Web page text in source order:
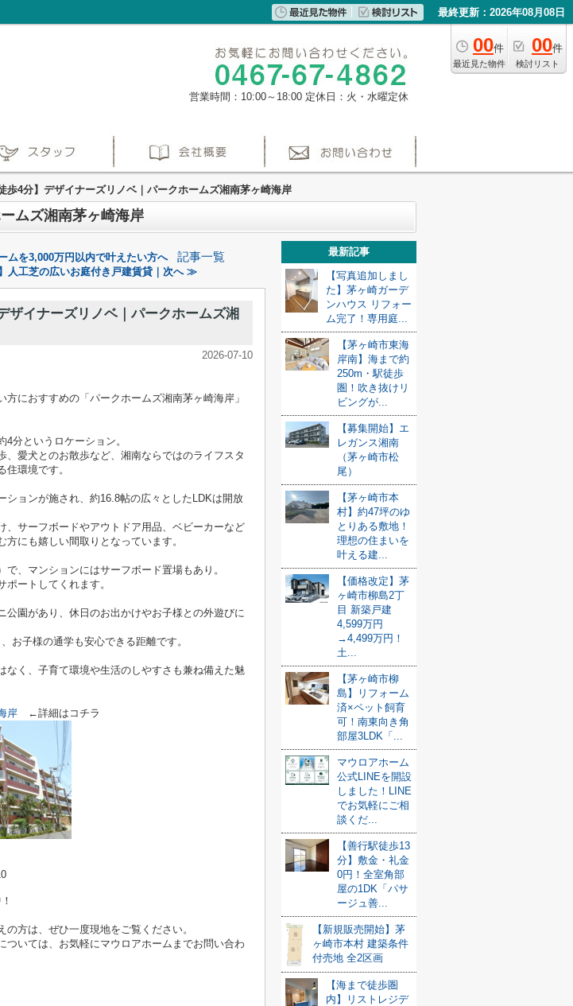
最終更新：2026年08月08日
00件
最近見た物件
00件
検討リスト
営業時間：10:00～18:00 定休日：火・水曜定休
歩4分】デザイナーズリノベ｜パークホームズ湘南茅ヶ崎海岸
ムズ湘南茅ヶ崎海岸
ムを3,000万円以内で叶えたい方へ 記事一覧
人工芝の広いお庭付き戸建賃貸｜次へ ≫
ザイナーズリノベ｜パークホームズ湘
2026-07-10
方におすすめの「パークホームズ湘南茅ヶ崎海岸」
分というロケーション。
、愛犬とのお散歩など、湘南ならではのライフスタ
住環境です。
ションが施され、約16.8帖の広々としたLDKは開放
、サーフボードやアウトドア用品、ベビーカーなど
方にも嬉しい間取りとなっています。
、マンションにはサーフボード置場もあり。
ートしてくれます。
公園があり、休日のお出かけやお子様との外遊びに
お子様の通学も安心できる距離です。
なく、子育て環境や生活のしやすさも兼ね備えた魅
岸 ←詳細はコチラ
方は、ぜひ一度現地をご覧ください。
ついては、お気軽にマウロアホームまでお問い合わ
最新記事
【写真追加しまし
た】茅ヶ崎ガーデ
ンハウス リフォー
ム完了！専用庭...
【茅ヶ崎市東海
岸南】海まで約
250m・駅徒歩
圏！吹き抜けリ
ビングが...
【募集開始】エ
レガンス湘南
（茅ヶ崎市松
尾）
【茅ヶ崎市本
村】約47坪のゆ
とりある敷地！
理想の住まいを
叶える建...
【価格改定】茅
ヶ崎市柳島2丁
目 新築戸建
4,599万円
→4,499万円！
土...
【茅ヶ崎市柳
島】リフォーム
済×ペット飼育
可！南東向き角
部屋3LDK「...
マウロアホーム
公式LINEを開設
しました！LINE
でお気軽にご相
談くだ...
【善行駅徒歩13
分】敷金・礼金
0円！全室角部
屋の1DK「パサ
ージュ善...
【新規販売開始】茅
ヶ崎市本村 建築条件
付売地 全2区画
【海まで徒歩圏
内】リストレジデ